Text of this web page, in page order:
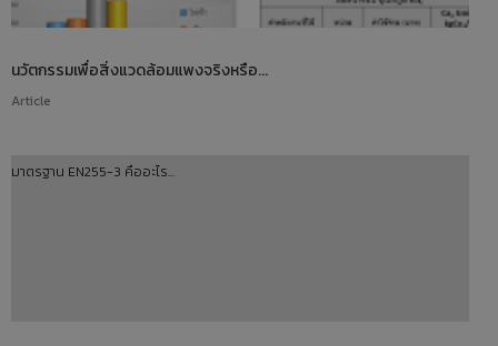
นวัตกรรมเพื่อสิ่งแวดล้อมแพงจริงหรือ...
Article
มาตรฐาน EN255-3 คืออะไร...